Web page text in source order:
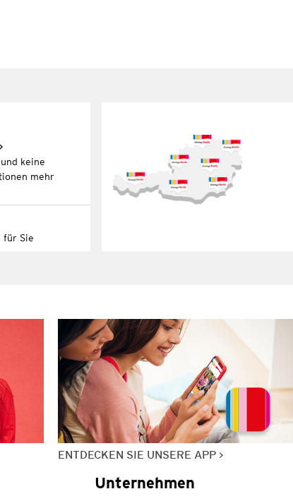
keine
mehr
für Sie
ENTDECKEN SIE UNSERE APP
Unternehmen